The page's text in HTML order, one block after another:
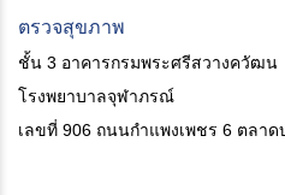
ตรวจสุขภาพ
ชั้น 3 อาคารกรมพระศรีสวางควัฒน
โรงพยาบาลจุฬาภรณ์
เลขที่ 906 ถนนกำแพงเพชร 6 ตลาด